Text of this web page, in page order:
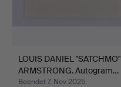
LOUIS DANIEL "SATCHMO"
ARMSTRONG. Autogram…
Beendet 7. Nov 2025